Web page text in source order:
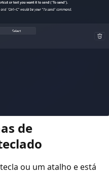
de
ou um atalho e está